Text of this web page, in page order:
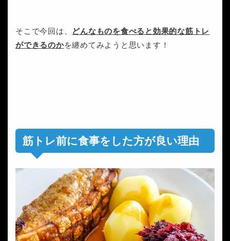
そこで今回は、 どんなものを食べると効果的な筋トレ
ができるのかを纏めてみようと思います！
筋トレ前に食事をした方が良い理由